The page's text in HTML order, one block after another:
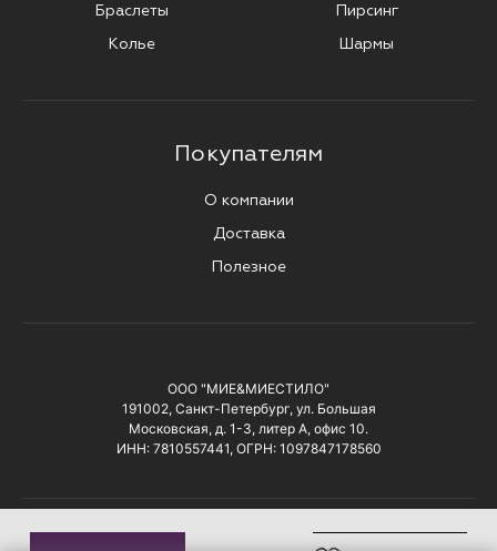
Браслеты
Колье
Пирсинг
Шармы
Покупателям
О компании
Доставка
Полезное
ООО "МИЕ&МИЕСТИЛО"
191002, Санкт-Петербург, ул. Большая
Московская, д. 1-3, литер А, офис 10.
ИНН: 7810557441, ОГРН: 1097847178560
© 2026 Все права защищены